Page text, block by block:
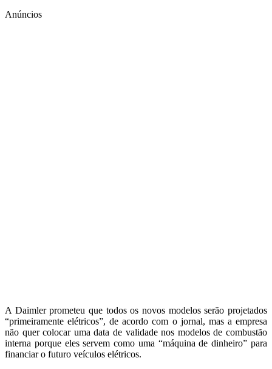
Anúncios
A Daimler prometeu que todos os novos modelos serão projetados
“primeiramente elétricos”, de acordo com o jornal, mas a empresa
não quer colocar uma data de validade nos modelos de combustão
interna porque eles servem como uma “máquina de dinheiro” para
financiar o futuro veículos elétricos.